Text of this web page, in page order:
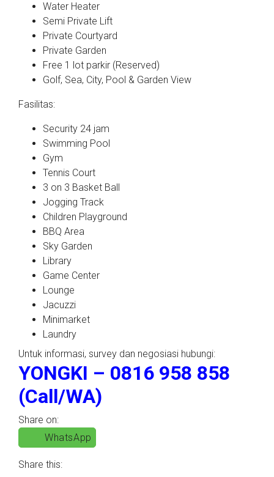
Water Heater
Semi Private Lift
Private Courtyard
Private Garden
Free 1 lot parkir (Reserved)
Golf, Sea, City, Pool & Garden View
Fasilitas:
Security 24 jam
Swimming Pool
Gym
Tennis Court
3 on 3 Basket Ball
Jogging Track
Children Playground
BBQ Area
Sky Garden
Library
Game Center
Lounge
Jacuzzi
Minimarket
Laundry
Untuk informasi, survey dan negosiasi hubungi:
YONGKI – 0816 958 858
(Call/WA)
Share on:
WhatsApp
Share this: